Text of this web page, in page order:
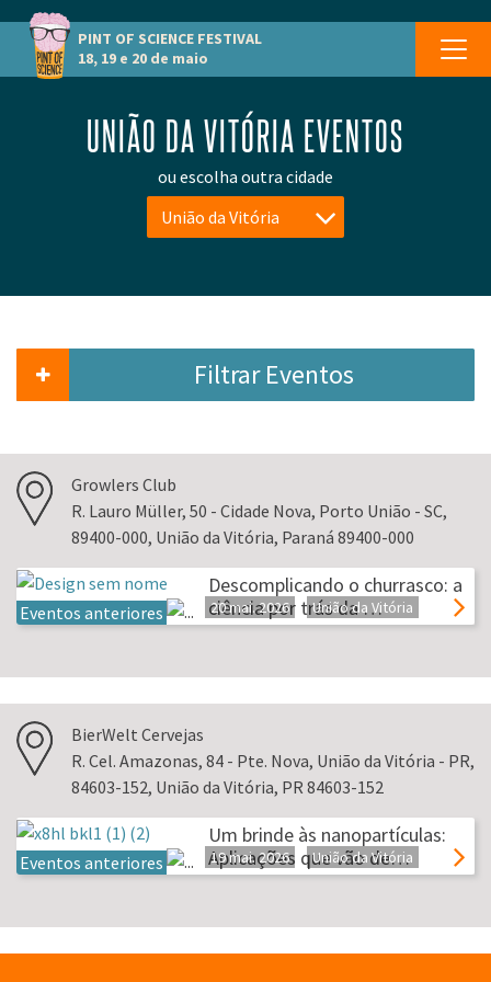
PINT OF SCIENCE FESTIVAL
18, 19 e 20 de maio
UNIÃO DA VITÓRIA EVENTOS
ou escolha outra cidade
União da Vitória
Filtrar Eventos
Growlers Club
R. Lauro Müller, 50 - Cidade Nova, Porto União - SC,
89400-000, União da Vitória, Paraná 89400-000
Eventos anteriores
Descomplicando o churrasco: a
ciência por trás da …
20 mai. 2026 União da Vitória
BierWelt Cervejas
R. Cel. Amazonas, 84 - Pte. Nova, União da Vitória - PR,
84603-152, União da Vitória, PR 84603-152
Eventos anteriores
Um brinde às nanopartículas:
Aplicações que vão de…
19 mai. 2026 União da Vitória